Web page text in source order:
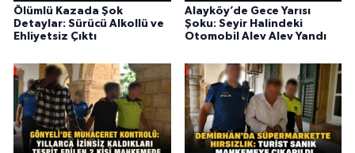
Ölümlü Kazada Şok
Detaylar: Sürücü Alkollü ve
Ehliyetsiz Çıktı
Alayköy’de Gece Yarısı
Şoku: Seyir Halindeki
Otomobil Alev Alev Yandı